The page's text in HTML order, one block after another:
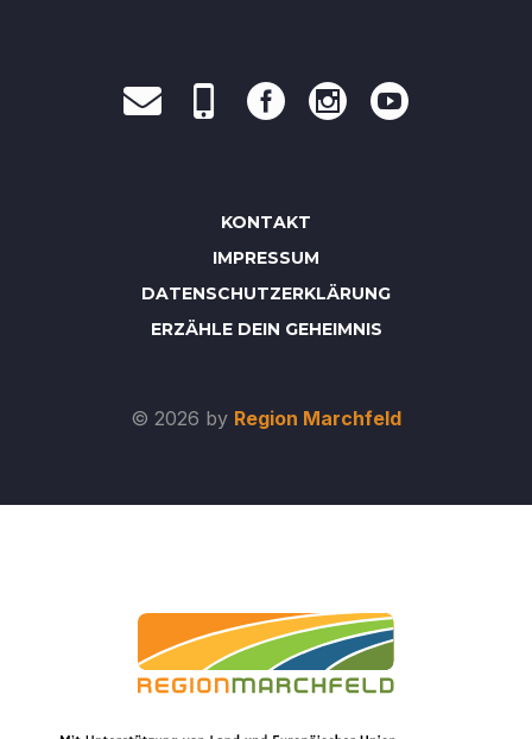
KONTAKT
IMPRESSUM
DATENSCHUTZERKLÄRUNG
ERZÄHLE DEIN GEHEIMNIS
© 2026 by Region Marchfeld